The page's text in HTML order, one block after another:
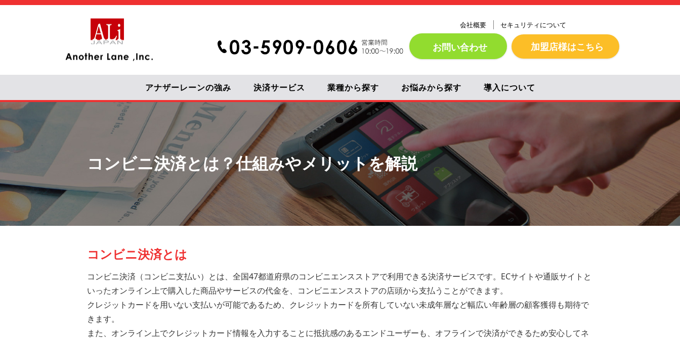
会社概要 セキュリティについて
お問い合わせ 加盟店様はこちら
アナザーレーンの強み 決済サービス 業種から探す お悩みから探す 導入について
コンビニ決済とは？仕組みやメリットを解説
コンビニ決済とは
コンビニ決済（コンビニ支払い）とは、全国47都道府県のコンビニエンスストアで利用できる決済サービスです。ECサイトや通販サイトと
いったオンライン上で購入した商品やサービスの代金を、コンビニエンスストアの店頭から支払うことができます。
クレジットカードを用いない支払いが可能であるため、クレジットカードを所有していない未成年層など幅広い年齢層の顧客獲得も期待で
きます。
また、オンライン上でクレジットカード情報を入力することに抵抗感のあるエンドユーザーも、オフラインで決済ができるため安心してネ